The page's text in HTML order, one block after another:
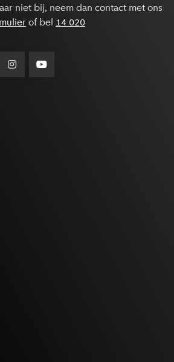
niet bij, neem dan contact met ons
of bel 14 020